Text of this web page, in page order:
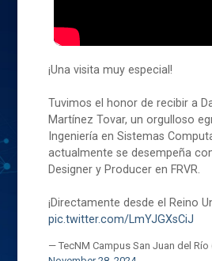
¡Una visita muy especial!
Tuvimos el honor de recibir a
Martínez Tovar, un orgulloso
Ingeniería en Sistemas
actualmente se desempeña
Designer y Producer en FRVR.
¡Directamente desde el Reino
pic.twitter.com/LmYJGXsCiJ
— TecNM Campus San Juan del Río